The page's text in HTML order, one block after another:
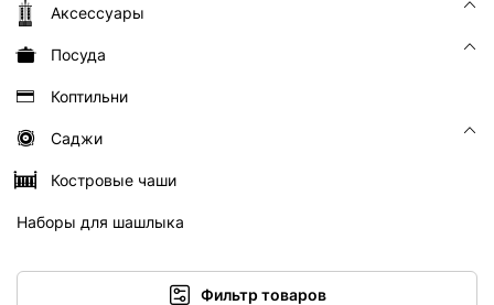
Аксессуары
Посуда
Коптильни
Саджи
Костровые чаши
Наборы для шашлыка
Фильтр товаров